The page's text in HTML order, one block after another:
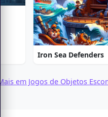
Iron Sea Defenders
Mais em Jogos de Objetos